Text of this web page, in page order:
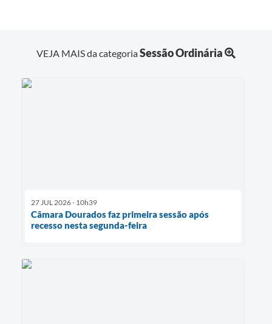
VEJA MAIS da categoriaSessão Ordinária
27 JUL 2026 - 10h39
Câmara Dourados faz primeira sessão após
recesso nesta segunda-feira